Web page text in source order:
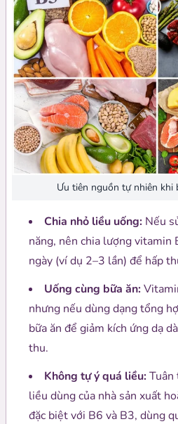
Ưu tiên nguồn tự nhiên khi
Chia nhỏ liều uống: Nếu
năng, nên chia lượng
ngày (ví dụ 2–3 lần) để hấp
Uống cùng bữa ăn:
nhưng nếu dùng dạng tổng
bữa ăn để giảm kích ứng dạ
thu.
Không tự ý quá liều:Tuân
liều dùng của nhà sản xuất
đặc biệt với B6 và B3, dùng